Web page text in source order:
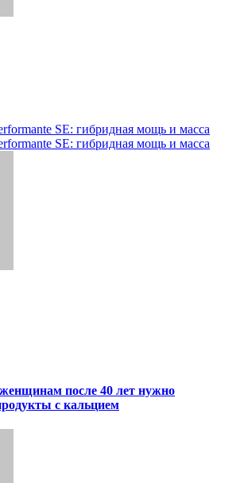
SE: гибридная мощь и масса
SE: гибридная мощь и масса
после 40 лет нужно
с кальцием